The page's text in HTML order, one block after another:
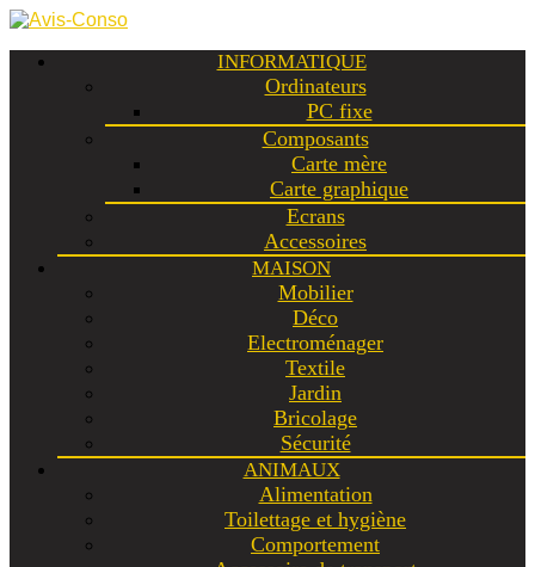
INFORMATIQUE
Ordinateurs
PC fixe
Composants
Carte mère
Carte graphique
Ecrans
Accessoires
MAISON
Mobilier
Déco
Electroménager
Textile
Jardin
Bricolage
Sécurité
ANIMAUX
Alimentation
Toilettage et hygiène
Comportement